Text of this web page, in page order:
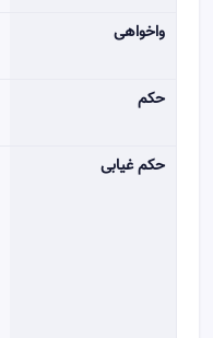
واخواهی
حکم
حکم غیابی